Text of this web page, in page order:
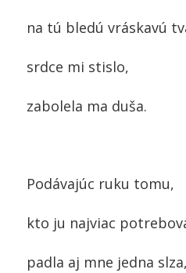
na tú bledú vráskavú
srdce mi stislo,
zabolela ma duša.
Podávajúc ruku tomu,
kto ju najviac
padla aj mne jedna slza,